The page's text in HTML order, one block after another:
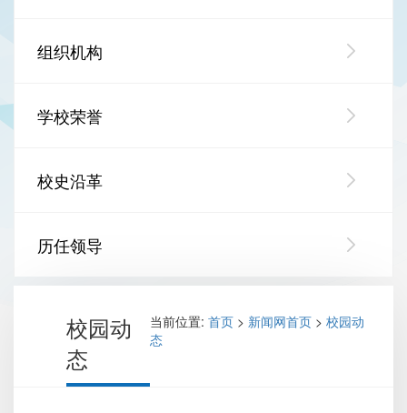
组织机构
学校荣誉
校史沿革
历任领导
校园动
态
当前位置: 首页> 新闻网首页> 校园动
态